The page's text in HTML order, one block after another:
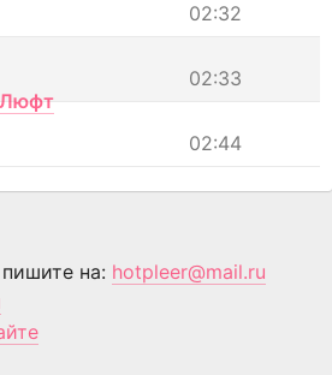
02:32
02:33
02:44
на: hotpleer@mail.ru